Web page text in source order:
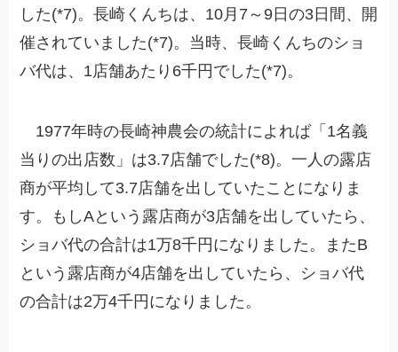
した(*7)。長崎くんちは、10月7～9日の3日間、開
催されていました(*7)。当時、長崎くんちのショ
バ代は、1店舗あたり6千円でした(*7)。
1977年時の長崎神農会の統計によれば「1名義
当りの出店数」は3.7店舗でした(*8)。一人の露店
商が平均して3.7店舗を出していたことになりま
す。もしAという露店商が3店舗を出していたら、
ショバ代の合計は1万8千円になりました。またB
という露店商が4店舗を出していたら、ショバ代
の合計は2万4千円になりました。